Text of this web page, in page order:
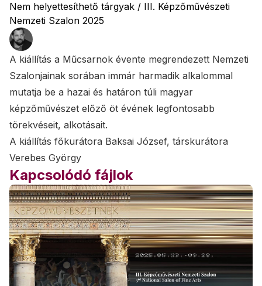
Nem helyettesíthető tárgyak / III. Képzőművészeti
Nemzeti Szalon 2025
A kiállítás a Műcsarnok évente megrendezett Nemzeti
Szalonjainak sorában immár harmadik alkalommal
mutatja be a hazai és határon túli magyar
képzőművészet előző öt évének legfontosabb
törekvéseit, alkotásait.
A kiállítás főkurátora Baksai József, társkurátora
Verebes György
Kapcsolódó fájlok